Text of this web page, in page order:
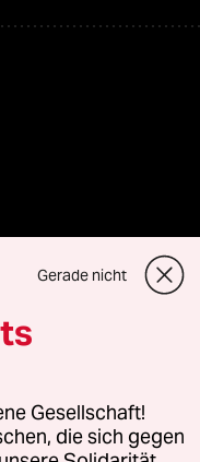
oder für Genehmigungen
Gerade nicht
Gesellschaft!
die sich gegen